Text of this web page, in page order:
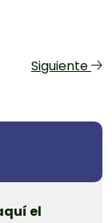
Siguiente
el